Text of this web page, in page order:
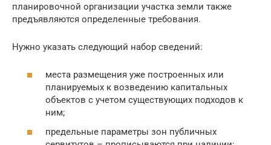
планировочной организации участка земли также
предъявляются определенные требования.
Нужно указать следующий набор сведений:
места размещения уже построенных или
планируемых к возведению капитальных
объектов с учетом существующих подходов к
ним;
предельные параметры зон публичных